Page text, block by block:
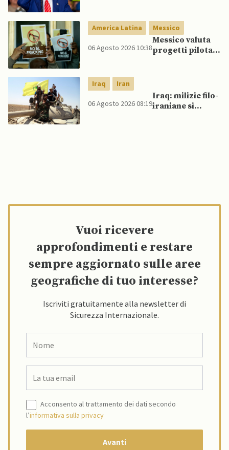
Patriot in
Ucraina,
nonostante
dubbi di Trump,
America Latina Messico
06 Agosto 2026 10:38
Messico valuta
progetti pilota
gas, affermano
fonti
Iraq Iran
06 Agosto 2026 08:19
Iraq: milizie filo-
iraniane si
Vuoi ricevere
approfondimenti e restare
sempre aggiornato sulle aree
geografiche di tuo interesse?
Iscriviti gratuitamente alla newsletter di
Sicurezza Internazionale.
Acconsento al trattamento dei dati secondo
l’informativa sulla privacy